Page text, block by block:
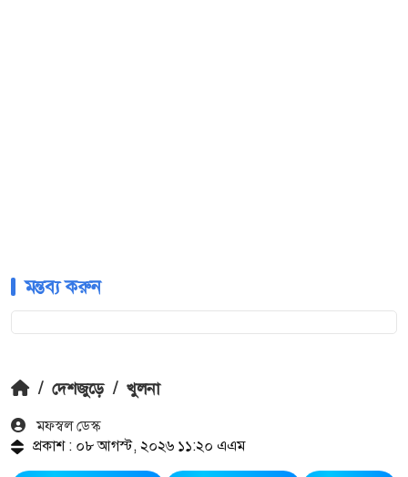
মন্তব্য করুন
/ দেশজুড়ে / খুলনা
মফস্বল ডেস্ক
প্রকাশ : ০৮ আগস্ট, ২০২৬ ১১:২০ এএম